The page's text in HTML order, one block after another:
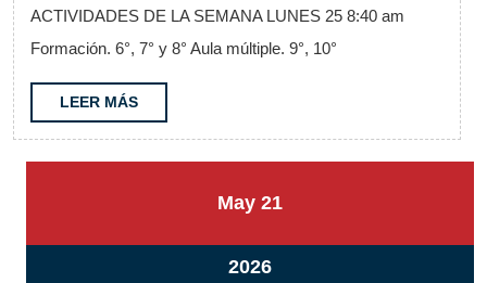
29
ACTIVIDADES DE LA SEMANA LUNES 25 8:40 am
Formación. 6°, 7° y 8° Aula múltiple. 9°, 10°
LEER MÁSLEER
MÁS
May21
2026
2121
202621